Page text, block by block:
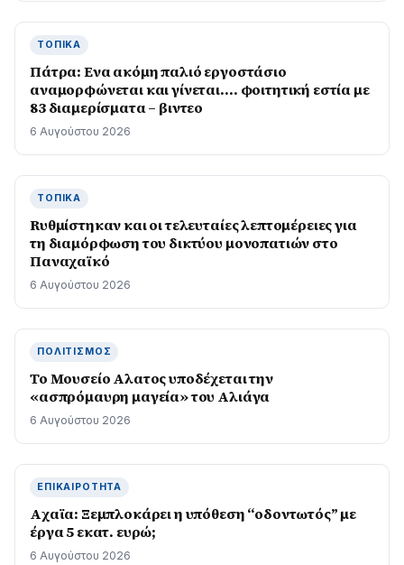
ΤΟΠΙΚΆ
Πάτρα: Ενα ακόμη παλιό εργοστάσιο
αναμορφώνεται και γίνεται…. φοιτητική εστία με
83 διαμερίσματα – βιντεο
6 Αυγούστου 2026
ΤΟΠΙΚΆ
Rυθμίστηκαν και οι τελευταίες λεπτομέρειες για
τη διαμόρφωση του δικτύου μονοπατιών στο
Παναχαϊκό
6 Αυγούστου 2026
ΠΟΛΙΤΙΣΜΌΣ
Το Μουσείο Αλατος υποδέχεται την
«ασπρόμαυρη μαγεία» του Αλιάγα
6 Αυγούστου 2026
ΕΠΙΚΑΙΡΌΤΗΤΑ
Aχαϊα: Ξεμπλοκάρει η υπόθεση “οδοντωτός” με
έργα 5 εκατ. ευρώ;
6 Αυγούστου 2026